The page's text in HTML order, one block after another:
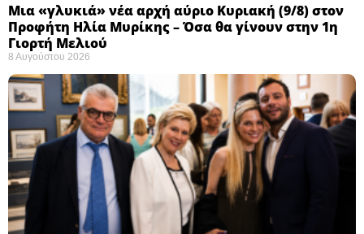
Μια «γλυκιά» νέα αρχή αύριο Κυριακή (9/8) στον
Προφήτη Ηλία Μυρίκης – Όσα θα γίνουν στην 1η
Γιορτή Μελιού
8 Αυγούστου 2026